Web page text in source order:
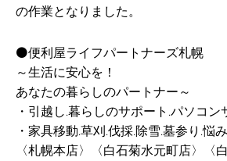
の作業となりました。
⚫便利屋ライフパートナーズ札幌
～生活に安心を！
あなたの暮らしのパートナー～
・引越し.暮らしのサポート.パソコン
・家具移動.草刈.伐採.除雪.墓参り.悩
〈札幌本店〉〈白石菊水元町店〉〈